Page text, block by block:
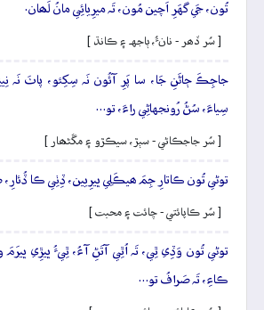
تُون، جَي گهَرِ اَچين مُون، تَہ ميرِيائِي مانُ لَھان.
[ سُر ڏھر - نانءُ، ٻاجهہ ۽ ڪانڌ ]
جاجِڪَ ڄاڻَنِ جَا، سا پَرِ آئُون نَہ سِکِئو، پاٺَ نَہ
سِياءَ، سُڻُ رُونجهاڻِي راءَ، تو…
[ سُر جاجڪاڻي - سٻڙ، سيڪڙو ۽ مڱڻھار ]
توڻي تُون ڪاتارِ جِمَ ھيڪَلِي ڀيرِيين، ڏِٺِي ڪا
[ سُر ڪاپائتي - چائت ۽ محبت ]
توڻي تُون وَڏِي ٿِي، تَہ اُٿِي آتَڻِ آءُ، ٿِيءُ ڀيڙِي
ڪاءِ، تَہ صَرافُ تو…